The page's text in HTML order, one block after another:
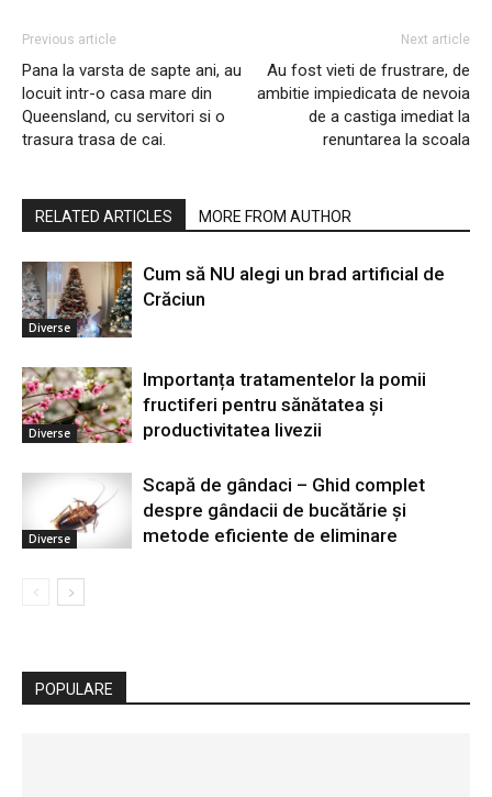
Previous article
Pana la varsta de sapte ani, au
locuit intr-o casa mare din
Queensland, cu servitori si o
trasura trasa de cai.
Next article
Au fost vieti de frustrare, de
ambitie impiedicata de nevoia
de a castiga imediat la
renuntarea la scoala
RELATED ARTICLES MORE FROM AUTHOR
Diverse
Cum să NU alegi un brad artificial de
Crăciun
Diverse
Importanța tratamentelor la pomii
fructiferi pentru sănătatea și
productivitatea livezii
Diverse
Scapă de gândaci – Ghid complet
despre gândacii de bucătărie și
metode eficiente de eliminare
POPULARE